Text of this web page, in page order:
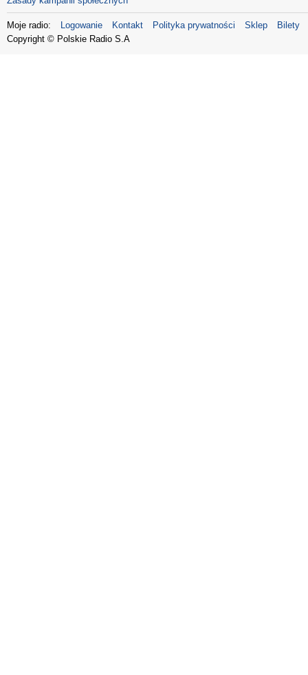
Moje radio: Logowanie Kontakt Polityka prywatności Sklep
Bilety
Copyright © Polskie Radio S.A